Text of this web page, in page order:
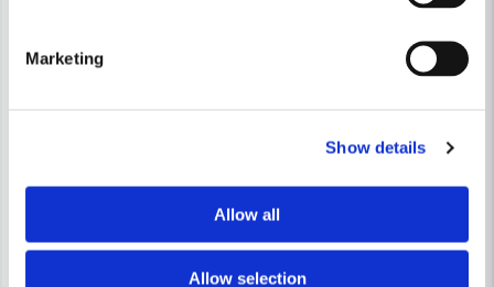
Marketing
Show details
Allow all
Allow selection
8 317 kr
5 211 kr
Leveranstid ifrån leverantör ca
7-10 arbetsdagar
8 227 kr
5 155 kr